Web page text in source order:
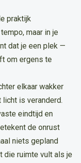
praktijk
maar in je
dat je een plek —
om ergens te
elkaar wakker
is veranderd.
eindtijd en
de onrust
niets gepland
die ruimte vult als je